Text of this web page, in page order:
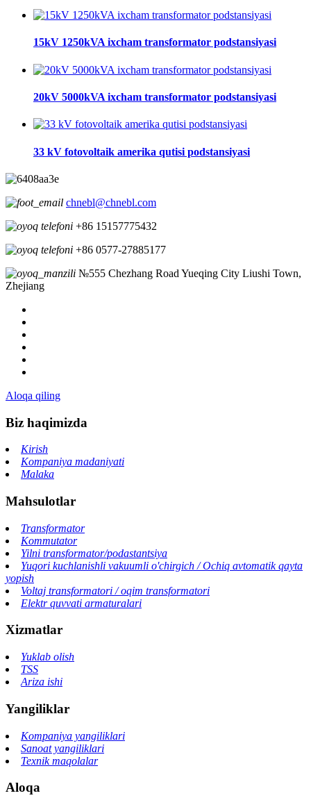
15kV 1250kVA ixcham transformator podstansiyasi
20kV 5000kVA ixcham transformator podstansiyasi
33 kV fotovoltaik amerika qutisi podstansiyasi
chnebl@chnebl.com
+86 15157775432
+86 0577-27885177
№555 Chezhang Road Yueqing City Liushi Town,
Zhejiang
Aloqa qiling
Biz haqimizda
Kirish
Kompaniya madaniyati
Malaka
Mahsulotlar
Transformator
Kommutator
Yilni transformator/podastantsiya
Yuqori kuchlanishli vakuumli o'chirgich / Ochiq avtomatik qayta
yopish
Voltaj transformatori / oqim transformatori
Elektr quvvati armaturalari
Xizmatlar
Yuklab olish
TSS
Ariza ishi
Yangiliklar
Kompaniya yangiliklari
Sanoat yangiliklari
Texnik maqolalar
Aloqa